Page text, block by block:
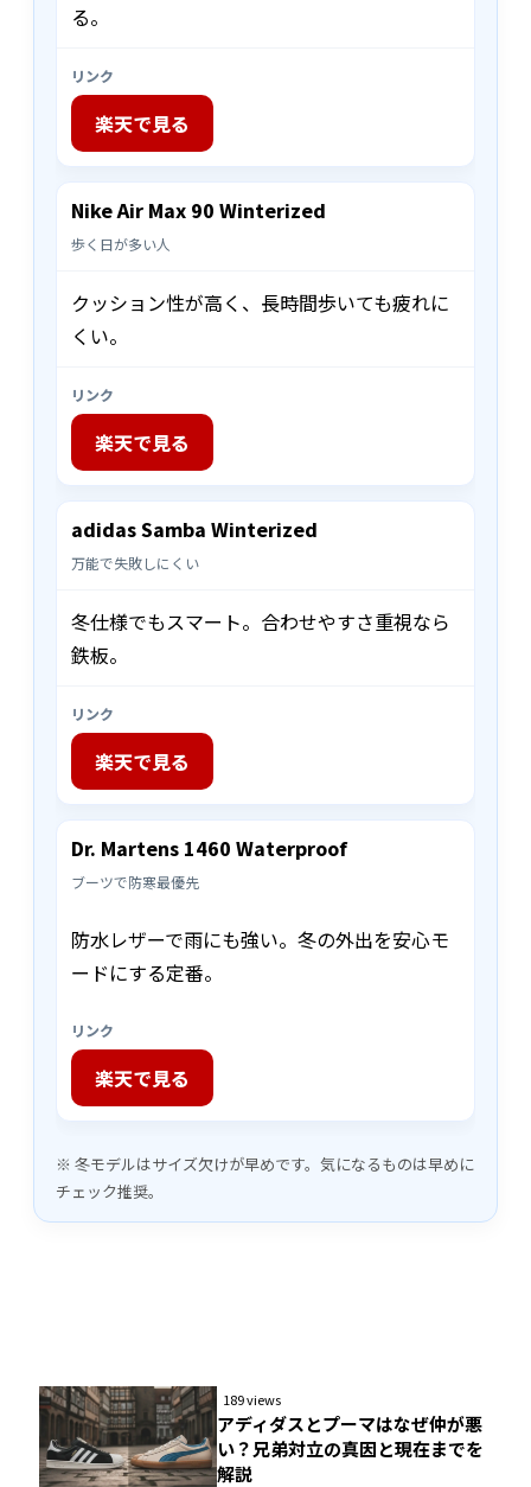
る。
リンク
楽天で見る
Nike Air Max 90 Winterized
歩く日が多い人
クッション性が高く、長時間歩いても疲れに
くい。
リンク
楽天で見る
adidas Samba Winterized
万能で失敗しにくい
冬仕様でもスマート。合わせやすさ重視なら
鉄板。
リンク
楽天で見る
Dr. Martens 1460 Waterproof
ブーツで防寒最優先
防水レザーで雨にも強い。冬の外出を安心モ
ードにする定番。
リンク
楽天で見る
※ 冬モデルはサイズ欠けが早めです。気になるものは早めに
チェック推奨。
189 views
アディダスとプーマはなぜ仲が悪
い？兄弟対立の真因と現在までを
解説